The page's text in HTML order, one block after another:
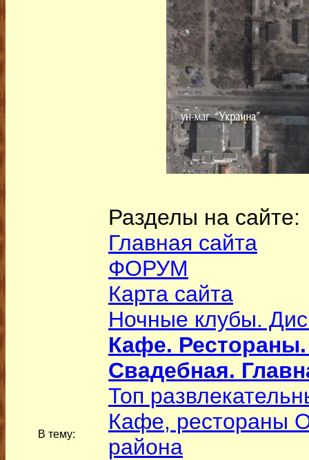
В тему:
Разделы на сайте:
Главная сайта
ФОРУМ
Карта сайта
Ночные клубы.
Кафе.
Свадебная.
Топ
Кафе, рестораны
района